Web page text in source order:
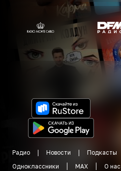
Радио Новости Подкасты
Одноклассники
MAX О нас